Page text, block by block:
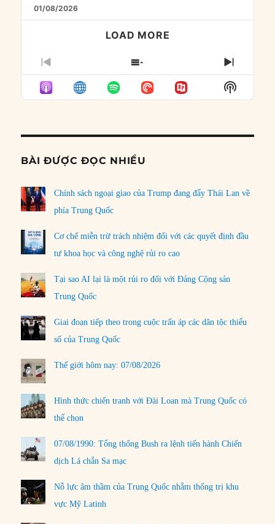
01/08/2026
LOAD MORE
PREVIOUS
EPISODE
SHOW
EPISODES
LIST
NEXT
Show
Podcast
BÀI ĐƯỢC ĐỌC NHIỀU
Chính sách ngoại giao của Trump đang đẩy Thái Lan về
phía Trung Quốc
Cơ chế miễn trừ trách nhiệm đối với các quyết định đầu
tư khoa học và công nghệ rủi ro cao
Tại sao AI lại là một rủi ro đối với Đảng Cộng sản
Trung Quốc
Giai đoạn tiếp theo trong cuộc trấn áp các dân tộc thiểu
số của Trung Quốc
Thế giới hôm nay: 07/08/2026
Hình thức chiến tranh với Đài Loan mà Trung Quốc có
thể chọn
07/08/1990: Tổng thống Bush ra lệnh tiến hành Chiến
dịch Lá chắn Sa mạc
Nỗ lực âm thầm của Trung Quốc nhằm thống trị khu
vực Mỹ Latinh